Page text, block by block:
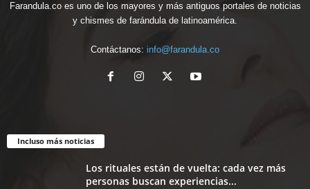
Farandula.co es uno de los mayores y más antiguos portales de noticias
y chismes de farándula de latinoamérica.
Contáctanos: info@farandula.co
Incluso más noticias
Los rituales están de vuelta: cada vez más
personas buscan experiencias...